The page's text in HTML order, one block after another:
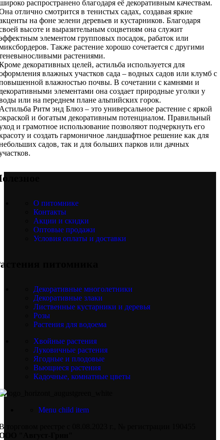
распространено благодаря её декоративным качествам.
отлично смотрится в тенистых садах, создавая яркие
на фоне зелени деревьев и кустарников. Благодаря
высоте и выразительным соцветиям она служит
элементом групповых посадок, рабаток или
Также растение хорошо сочетается с другими
растениями.
декоративных целей, астильба используется для
влажных участков сада – водных садов или клумб с
влажностью почвы. В сочетании с камнями и
элементами она создает природные уголки у
или на переднем плане альпийских горок.
Ритм энд Блюз – это универсальное растение с яркой
и богатым декоративным потенциалом. Правильный
и грамотное использование позволяют подчеркнуть его
и создать гармоничное ландшафтное решение как для
садов, так и для больших парков или дачных
О питомнике
Контакты
Акции и скидки
Оптовые продажи
Условия оплаты и доставки
питомника
Декоративные многолетники
Декоративные злаки
Лиственные кустарники и деревья
Розы
Растения для водоема
Хвойные растения
Луковичные растения
Ягодные и плодовые
Вьющиеся растения
Кадочные, комнатные цветы
Menu child item
торговом реестре с 08.08.2023 г., № регистрации 190455
"Август-Грин"